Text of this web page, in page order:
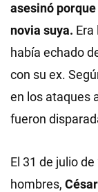
asesinó
novia suya.
había echado
con su ex.
en los ataques
fueron
El 31 de julio
hombres,